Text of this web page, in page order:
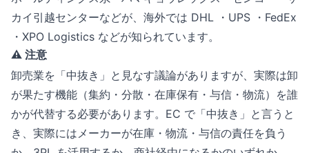
カイ引越センターなどが、海外では DHL ・UPS ・FedEx
・XPO Logistics などが知られています。
⚠️ 注意
卸売業を「中抜き」と見なす議論がありますが、実際は卸
が果たす機能（集約・分散・在庫保有・与信・物流）を誰
かが代替する必要があります。EC で「中抜き」と言うと
き、実際にはメーカーが在庫・物流・与信の責任を負う